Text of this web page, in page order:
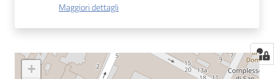
Maggiori dettagli
+